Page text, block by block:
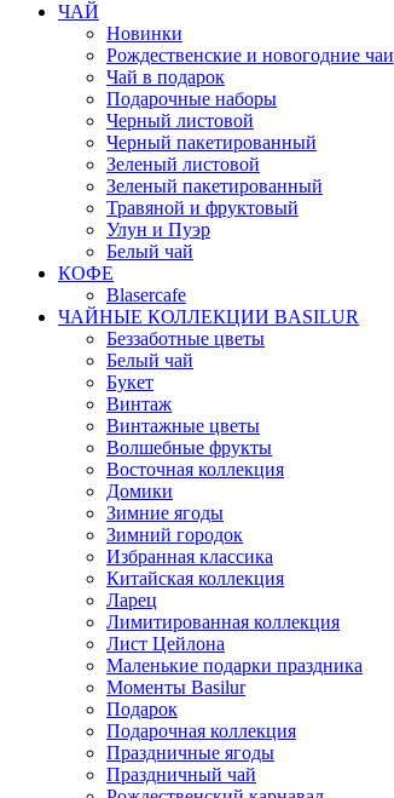
ЧАЙ
Новинки
Рождественские и новогодние чаи
Чай в подарок
Подарочные наборы
Черный листовой
Черный пакетированный
Зеленый листовой
Зеленый пакетированный
Травяной и фруктовый
Улун и Пуэр
Белый чай
КОФЕ
Blasercafe
ЧАЙНЫЕ КОЛЛЕКЦИИ BASILUR
Беззаботные цветы
Белый чай
Букет
Винтаж
Винтажные цветы
Волшебные фрукты
Восточная коллекция
Домики
Зимние ягоды
Зимний городок
Избранная классика
Китайская коллекция
Ларец
Лимитированная коллекция
Лист Цейлона
Маленькие подарки праздника
Моменты Basilur
Подарок
Подарочная коллекция
Праздничные ягоды
Праздничный чай